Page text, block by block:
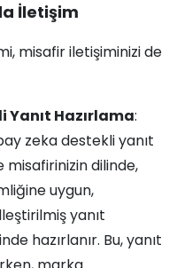
İletişim
misafir iletişiminizi de
Yanıt Hazırlama:
zeka destekli yanıt
misafirinizin dilinde,
uygun,
yanıt
hazırlanır. Bu, yanıt